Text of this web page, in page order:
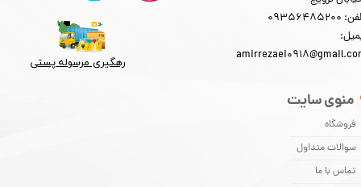
منوی سایت
فروشگاه
سوالات متداول
تماس با ما
رهگیری مرسوله پستی​​​​​​​